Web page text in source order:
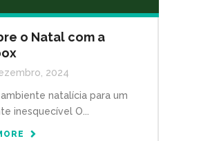
o Natal com a
2024
ambiente natalícia para um
inesquecível O...